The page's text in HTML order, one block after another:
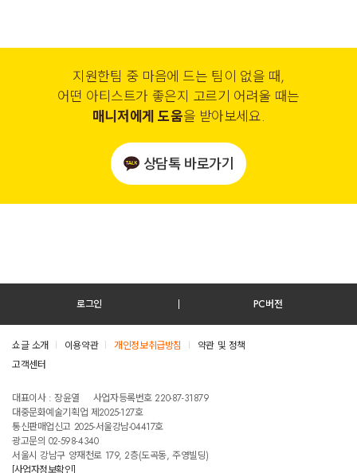
지원한팀 중 마음에 드는 팀이 없을 때,
어떤 아티스트가 좋은지 고르기 어려울 때는
매니저에게 도움을 받아보세요.
상담톡 바로가기
로그인 PC버전
쇼글 소개 이용약관 개인정보취급방침
약관 및 정책
고객센터
대표이사 : 장윤열
사업자등록번호 220-87-31879
대중문화예술기획업 제2025-127호
통신판매업신고 2025-서울강남-04417호
광고문의 02-598-4340
서울시 강남구 양재천로 179, 2층(도곡동, 주영빌딩)
[사업자정보확인]